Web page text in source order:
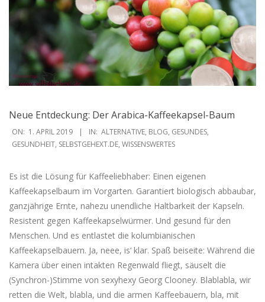
Neue Entdeckung: Der Arabica-Kaffeekapsel-Baum
2019-
04-
ON: 1. APRIL 2019 IN: ALTERNATIVE, BLOG, GESUNDES,
GESUNDHEIT, SELBSTGEHEXT.DE, WISSENSWERTES
Es ist die Lösung für Kaffeeliebhaber: Einen eigenen
Kaffeekapselbaum im Vorgarten. Garantiert biologisch abbaubar,
ganzjährige Ernte, nahezu unendliche Haltbarkeit der Kapseln.
Resistent gegen Kaffeekapselwürmer. Und gesund für den
Menschen. Und es entlastet die kolumbianischen
Kaffeekapselbauern. Ja, neee, is‘ klar. Spaß beiseite: Während die
Kamera über einen intakten Regenwald fliegt, säuselt die
(Synchron-)Stimme von sexyhexy Georg Clooney. Blablabla, wir
retten die Welt, blabla, und die armen Kaffeebauern, bla, mit